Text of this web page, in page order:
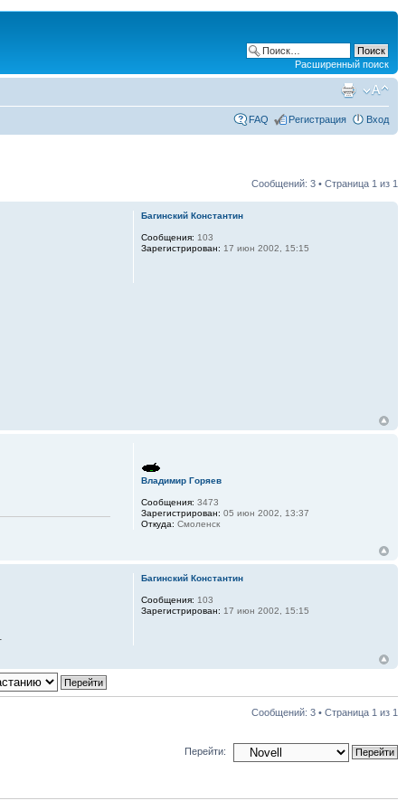
Расширенный поиск
FAQ Регистрация Вход
Сообщений: 3 • Страница 1 из 1
Багинский Константин
Сообщения: 103
Зарегистрирован: 17 июн 2002, 15:15
Владимир Горяев
Сообщения: 3473
Зарегистрирован: 05 июн 2002, 13:37
Откуда: Смоленск
Багинский Константин
Сообщения: 103
Зарегистрирован: 17 июн 2002, 15:15
Сообщений: 3 • Страница 1 из 1
Перейти: